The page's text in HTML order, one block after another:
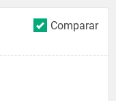
Comparar